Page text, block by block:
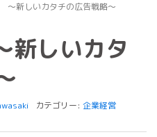
〜新しいカタチの広告戦略〜
しいカタ
カテゴリー: 企業経営